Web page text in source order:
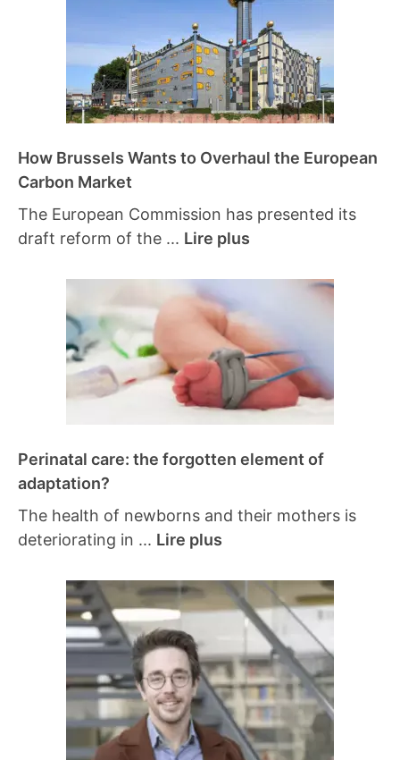
How Brussels Wants to Overhaul the European
Carbon Market
The European Commission has presented its
draft reform of the ... Lire plus
Perinatal care: the forgotten element of
adaptation?
The health of newborns and their mothers is
deteriorating in ... Lire plus